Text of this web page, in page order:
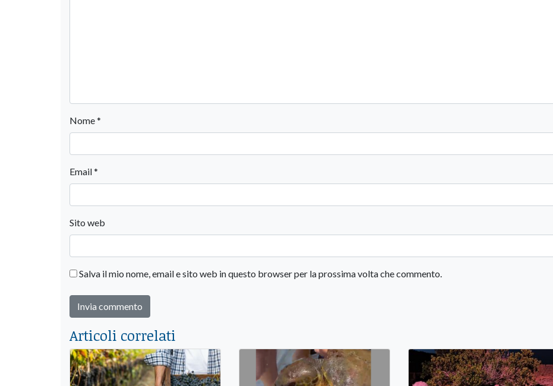
Nome*
Email*
Sito web
Salva il mio nome, email e sito web in questo browser per la prossima volta che commento.
Articoli correlati